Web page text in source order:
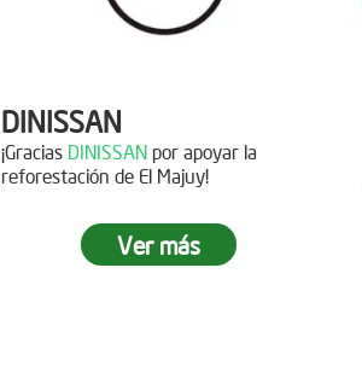
DINISSAN
¡Gracias DINISSAN por apoyar la
reforestación de El Majuy!
Siembra en el páramo de
Sumapaz
Ver más